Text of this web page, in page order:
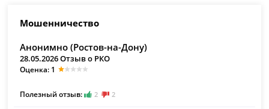
Мошенничество
Анонимно (Ростов-на-Дону)
28.05.2026 Отзыв о РКО
Оценка: 1
Полезный отзыв: 2 2